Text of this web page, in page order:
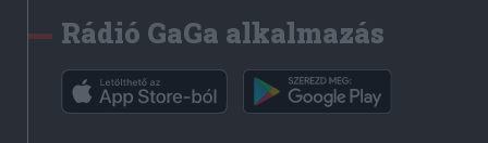
Rádió GaGa alkalmazás